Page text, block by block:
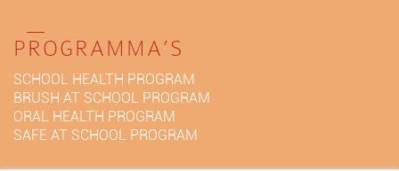
PROGRAMMA’S
SCHOOL HEALTH PROGRAM
BRUSH AT SCHOOL PROGRAM
ORAL HEALTH PROGRAM
SAFE AT SCHOOL PROGRAM